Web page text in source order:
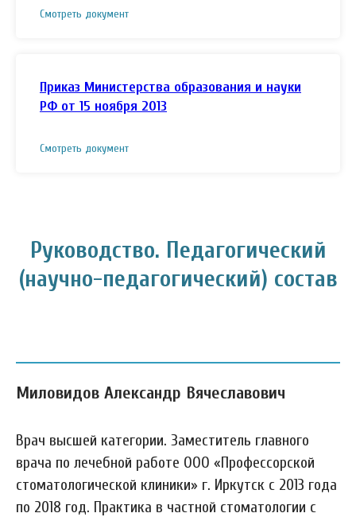
Смотреть документ
Приказ Министерства образования и науки
РФ от 15 ноября 2013
Смотреть документ
Руководство. Педагогический
(научно-педагогический) состав
Миловидов Александр Вячеславович
Врач высшей категории. Заместитель главного
врача по лечебной работе ООО «Профессорской
стоматологической клиники» г. Иркутск с 2013 года
по 2018 год. Практика в частной стоматологии с